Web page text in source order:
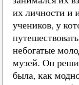
их личности и
учеников, у
небогатые
музей. Он
была, как